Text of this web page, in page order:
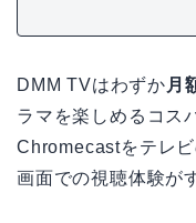
DMM TVはわずか 月
ラマを楽しめるコス
Chromecastをテレ
画面での視聴体験が